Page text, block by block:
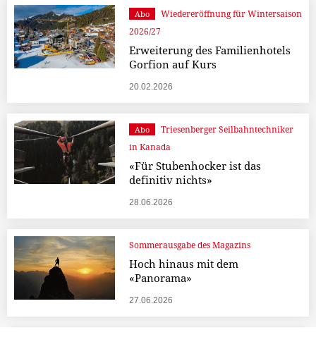
Abo
Wiedereröffnung für Wintersaison
2026/27
Erweiterung des Familienhotels
Gorfion auf Kurs
20.02.2026
Abo
Triesenberger Seilbahntechniker
in Kanada
«Für Stubenhocker ist das
definitiv nichts»
28.06.2026
Sommerausgabe des Magazins
Hoch hinaus mit dem
«Panorama»
27.06.2026